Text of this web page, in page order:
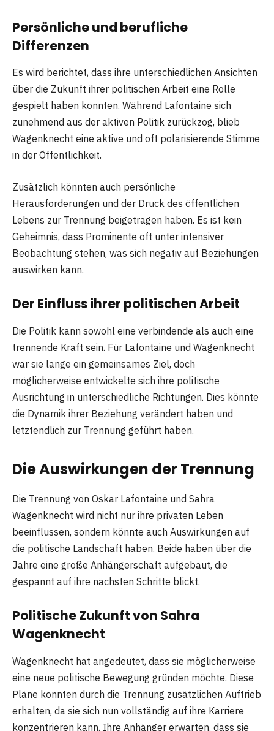
Persönliche und berufliche
Differenzen
Es wird berichtet, dass ihre unterschiedlichen Ansichten
über die Zukunft ihrer politischen Arbeit eine Rolle
gespielt haben könnten. Während Lafontaine sich
zunehmend aus der aktiven Politik zurückzog, blieb
Wagenknecht eine aktive und oft polarisierende Stimme
in der Öffentlichkeit.
Zusätzlich könnten auch persönliche
Herausforderungen und der Druck des öffentlichen
Lebens zur Trennung beigetragen haben. Es ist kein
Geheimnis, dass Prominente oft unter intensiver
Beobachtung stehen, was sich negativ auf Beziehungen
auswirken kann.
Der Einfluss ihrer politischen Arbeit
Die Politik kann sowohl eine verbindende als auch eine
trennende Kraft sein. Für Lafontaine und Wagenknecht
war sie lange ein gemeinsames Ziel, doch
möglicherweise entwickelte sich ihre politische
Ausrichtung in unterschiedliche Richtungen. Dies könnte
die Dynamik ihrer Beziehung verändert haben und
letztendlich zur Trennung geführt haben.
Die Auswirkungen der Trennung
Die Trennung von Oskar Lafontaine und Sahra
Wagenknecht wird nicht nur ihre privaten Leben
beeinflussen, sondern könnte auch Auswirkungen auf
die politische Landschaft haben. Beide haben über die
Jahre eine große Anhängerschaft aufgebaut, die
gespannt auf ihre nächsten Schritte blickt.
Politische Zukunft von Sahra
Wagenknecht
Wagenknecht hat angedeutet, dass sie möglicherweise
eine neue politische Bewegung gründen möchte. Diese
Pläne könnten durch die Trennung zusätzlichen Auftrieb
erhalten, da sie sich nun vollständig auf ihre Karriere
konzentrieren kann. Ihre Anhänger erwarten, dass sie